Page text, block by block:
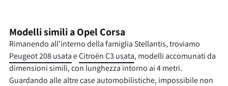
Modelli simili a Opel Corsa
Rimanendo all'interno della famiglia Stellantis, troviamo
Peugeot 208 usataeCitroën C3 usata, modelli accomunati da
dimensioni simili, con lunghezza intorno ai 4 metri.
Guardando alle altre case automobilistiche, impossibile non